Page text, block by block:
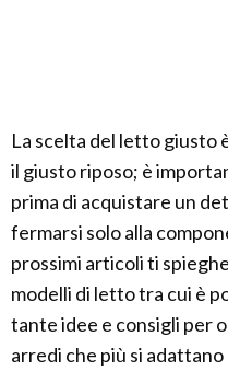
La scelta del letto
il giusto riposo; è
prima di acquistare un
fermarsi solo alla
prossimi articoli ti
modelli di letto tra cui è
tante idee e consigli per
arredi che più si